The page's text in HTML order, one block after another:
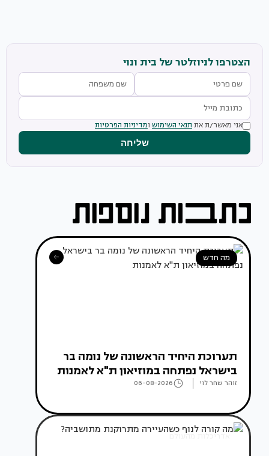
הצטרפו לניוזלטר של בית ונוי
אני מאשר/ת את תנאי השימוש ומדיניות הפרטיות
שליחה
מה חדש
תערוכת היחיד הראשונה של נומה בר
בישראל נפתחה במוזיאון ת"א לאמנות
זוהר שחר לוי 06-08-2026
אדריכלות מהעולם